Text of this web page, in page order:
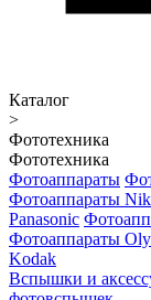
Каталог
>
Фототехника
Фототехника
Фотоаппараты
Фотоаппараты
Panasonic
Фотоаппараты
Kodak
Вспышки и